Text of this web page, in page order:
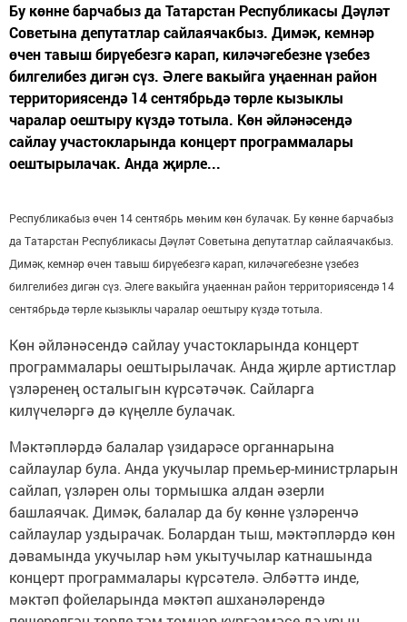
Бу көнне барчабыз да Татарстан Республикасы Дәүләт
Советына депутатлар сайлаячакбыз. Димәк, кемнәр
өчен тавыш бирүебезгә карап, киләчәгебезне үзебез
билгелибез дигән сүз. Әлеге вакыйга уңаеннан район
территориясендә 14 сентябрьдә төрле кызыклы
чаралар оештыру күздә тотыла. Көн әйләнәсендә
сайлау участокларында концерт программалары
оештырылачак. Анда җирле...
Республикабыз өчен 14 сентябрь мөһим көн булачак. Бу көнне барчабыз
да Татарстан Республикасы Дәүләт Советына депутатлар сайлаячакбыз.
Димәк, кемнәр өчен тавыш бирүебезгә карап, киләчәгебезне үзебез
билгелибез дигән сүз. Әлеге вакыйга уңаеннан район территориясендә 14
сентябрьдә төрле кызыклы чаралар оештыру күздә тотыла.
Көн әйләнәсендә сайлау участокларында концерт
программалары оештырылачак. Анда җирле артистлар
үзләренең осталыгын күрсәтәчәк. Сайларга
килүчеләргә дә күңелле булачак.
Мәктәпләрдә балалар үзидарәсе органнарына
сайлаулар була. Анда укучылар премьер-министрларын
сайлап, үзләрен олы тормышка алдан әзерли
башлаячак. Димәк, балалар да бу көнне үзләренчә
сайлаулар уздырачак. Болардан тыш, мәктәпләрдә көн
дәвамында укучылар һәм укытучылар катнашында
концерт программалары күрсәтелә. Әлбәттә инде,
мәктәп фойеларында мәктәп ашханәләрендә